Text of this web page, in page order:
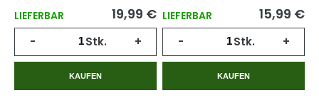
LIEFERBAR 19,99 €
- Stk. +
KAUFEN
Vegetationszyklus.
LIEFERBAR 15,99 €
- Stk. +
KAUFEN